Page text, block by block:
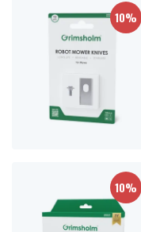
10%
10%